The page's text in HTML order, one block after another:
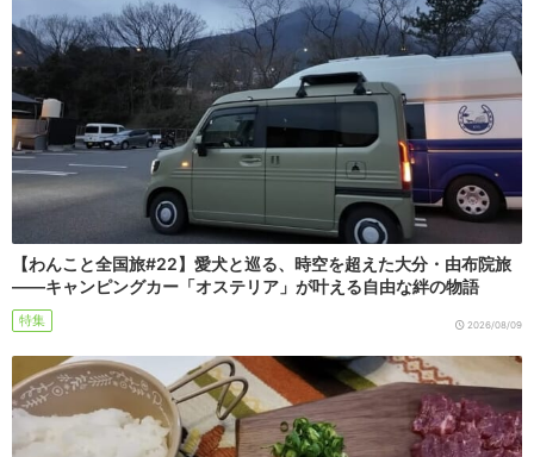
【わんこと全国旅#22】愛犬と巡る、時空を超えた大分・由布院旅
――キャンピングカー「オステリア」が叶える自由な絆の物語
特集 2026/08/09